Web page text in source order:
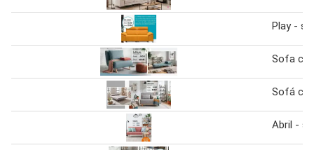
Play -
Sofa
Sofá
Abril -